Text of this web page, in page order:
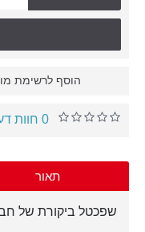
הוסף לרשימת
0 חוות דעת
תאור
שפכטל ביקורת של